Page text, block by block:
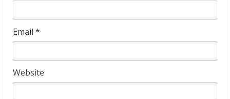
Email *
Website